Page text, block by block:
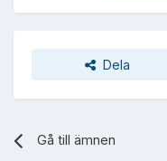
Dela
Gå till ämnen